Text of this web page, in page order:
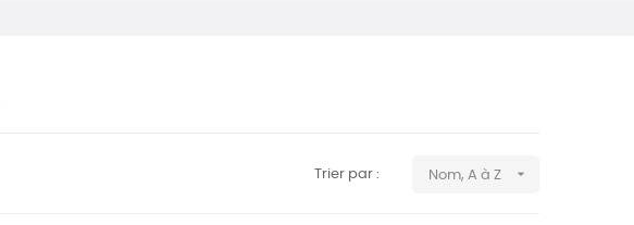
Trier par : Nom, A à Z 